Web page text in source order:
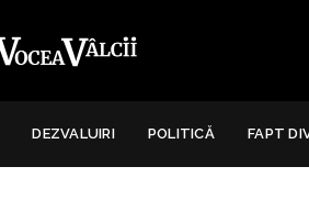
DEZVALUIRI POLITICĂ FAPT